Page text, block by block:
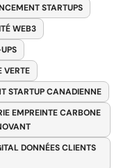
STARTUPS
WEB3
VERTE
STARTUP CANADIENNE
EMPREINTE CARBONE
DONNÉES CLIENTS